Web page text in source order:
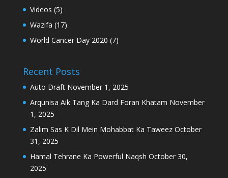
Videos (5)
Wazifa (17)
World Cancer Day 2020 (7)
Recent Posts
Auto Draft November 1, 2025
Arqunisa Aik Tang Ka Dard Foran Khatam November
1, 2025
Zalim Sas K Dil Mein Mohabbat Ka Taweez October
31, 2025
Hamal Tehrane Ka Powerful Naqsh October 30,
2025